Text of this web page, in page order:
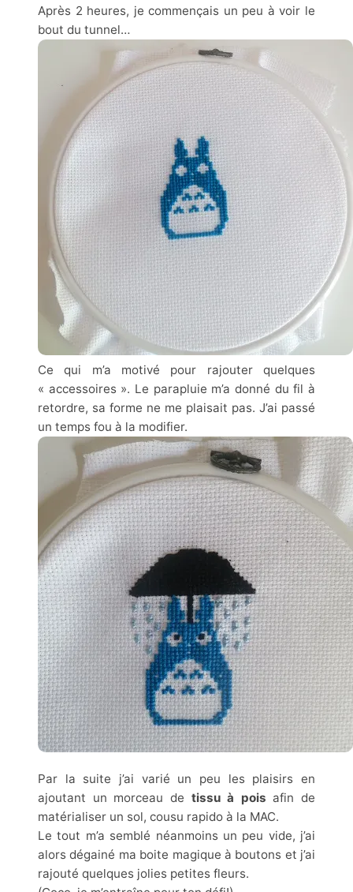
Après 2 heures, je commençais un peu à voir le
bout du tunnel…
Ce qui m’a motivé pour rajouter quelques
« accessoires ». Le parapluie m’a donné du fil à
retordre, sa forme ne me plaisait pas. J’ai passé
un temps fou à la modifier.
Par la suite j’ai varié un peu les plaisirs en
ajoutant un morceau de tissu à pois afin de
matérialiser un sol, cousu rapido à la MAC.
Le tout m’a semblé néanmoins un peu vide, j’ai
alors dégainé ma boite magique à boutons et j’ai
rajouté quelques jolies petites fleurs.